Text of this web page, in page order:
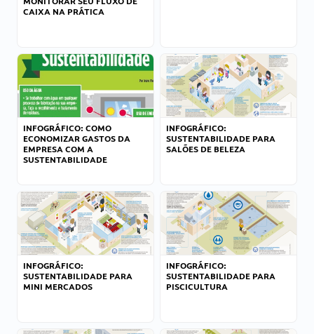
CAIXA NA PRÁTICA
INFOGRÁFICO: COMO
ECONOMIZAR GASTOS DA
EMPRESA COM A
SUSTENTABILIDADE
INFOGRÁFICO:
SUSTENTABILIDADE PARA
SALÕES DE BELEZA
INFOGRÁFICO:
SUSTENTABILIDADE PARA
MINI MERCADOS
INFOGRÁFICO:
SUSTENTABILIDADE PARA
PISCICULTURA